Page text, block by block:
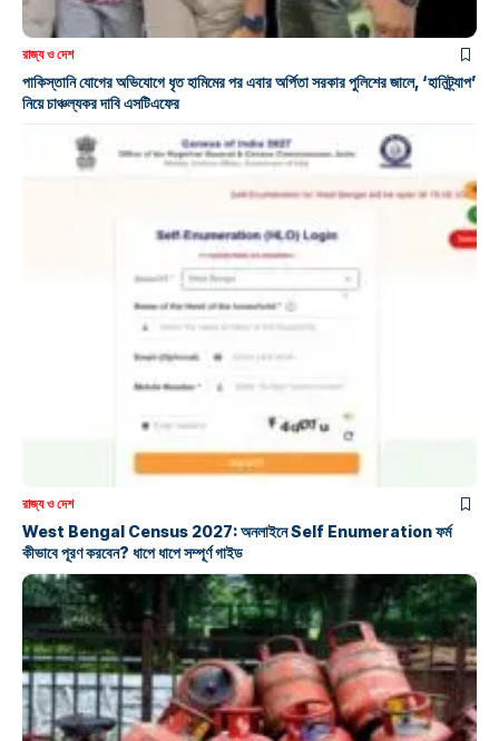
রাজ্য ও দেশ
পাকিস্তানি যোগের অভিযোগে ধৃত হামিমের পর এবার অর্পিতা সরকার পুলিশের জালে, ‘হানিট্র্যাপ’
নিয়ে চাঞ্চল্যকর দাবি এসটিএফের
রাজ্য ও দেশ
West Bengal Census 2027: অনলাইনে Self Enumeration ফর্ম
কীভাবে পূরণ করবেন? ধাপে ধাপে সম্পূর্ণ গাইড